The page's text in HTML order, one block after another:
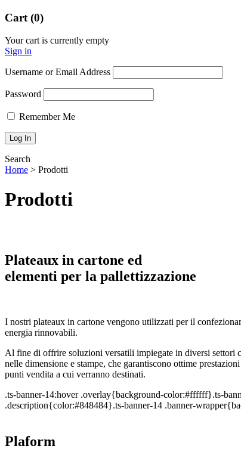
Cart (0)
Your cart is currently empty
Sign in
Username or Email Address
Password
Remember Me
Search
Home > Prodotti
Prodotti
Plateaux in cartone ed
elementi per la pallettizzazione
I nostri plateaux in cartone vengono utilizzati per il
energia rinnovabili.
Al fine di offrire soluzioni versatili impiegate in diversi settori
nelle dimensione e stampe, che garantiscono ottime
punti vendita a cui verranno destinati.
.ts-banner-14:hover .overlay{background-color:#ffffff}.ts-
.description{color:#848484}.ts-banner-14 .banner-
Plaform